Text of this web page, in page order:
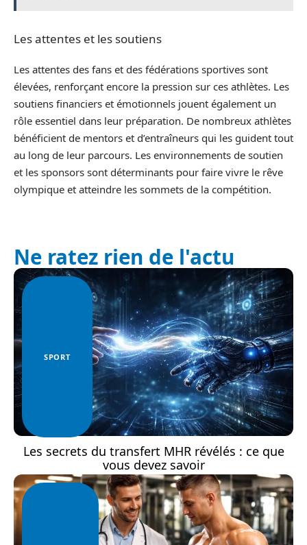
Les attentes et les soutiens
Les attentes des fans et des fédérations sportives sont
élevées, renforçant encore la pression sur ces athlètes. Les
soutiens financiers et émotionnels jouent également un
rôle essentiel dans leur préparation. De nombreux athlètes
bénéficient de mentors et d’entraîneurs qui les guident tout
au long de leur parcours. Les environnements de soutien
et les sponsors sont déterminants pour faire vivre le rêve
olympique et atteindre les sommets de la compétition.
Ne ratez rien de l'actu
SPORT
Les secrets du transfert MHR révélés : ce que
vous devez savoir